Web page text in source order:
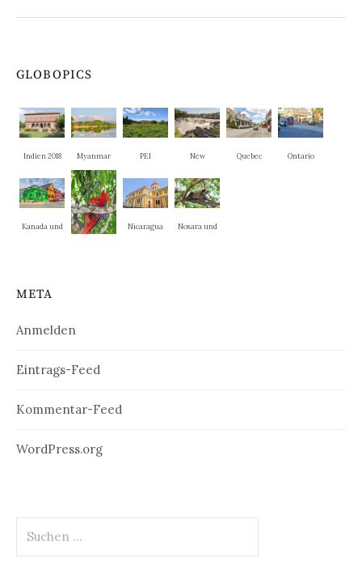
GLOBOPICS
Indien 2018 Myanmar PEI
New
Quebec Ontario
Kanada und
Nicaragua
Nosara und
META
Anmelden
Eintrags-Feed
Kommentar-Feed
WordPress.org
nach: